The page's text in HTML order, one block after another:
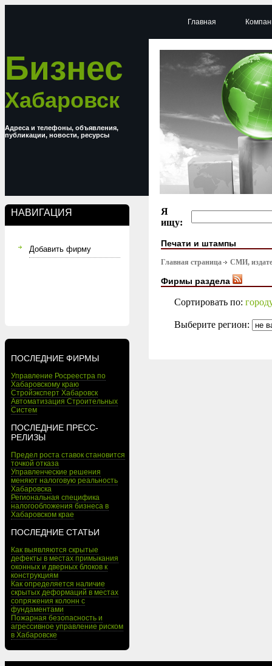
Бизнес
Хабаровск
Адреса и телефоны, объявления,
публикации, новости, ресурсы
НАВИГАЦИЯ
Добавить фирму
ПОСЛЕДНИЕ ФИРМЫ
Управление Росреестра по
Хабаровскому краю
Стройэксперт Хабаровск
Автоматизация Строительных
Систем
ПОСЛЕДНИЕ ПРЕСС-
РЕЛИЗЫ
Предел роста ставок становится
точкой отказа
Управленческие решения
меняют налоговую реальность
Хабаровска
Региональная специфика
налогообложения бизнеса в
Хабаровском крае
ПОСЛЕДНИЕ СТАТЬИ
Как выявляются скрытые
дефекты в местах примыкания
оконных и дверных блоков к
конструкциям
Как определяется наличие
скрытых деформаций в местах
сопряжения колонн с
фундаментами
Пожарная безопасность и
агрессивное управление риском
в Хабаровске
Главная
Я
ищу:
Печати и штампы
Главная страница СМИ,
Фирмы раздела
Сортировать по:
Выберите регион: